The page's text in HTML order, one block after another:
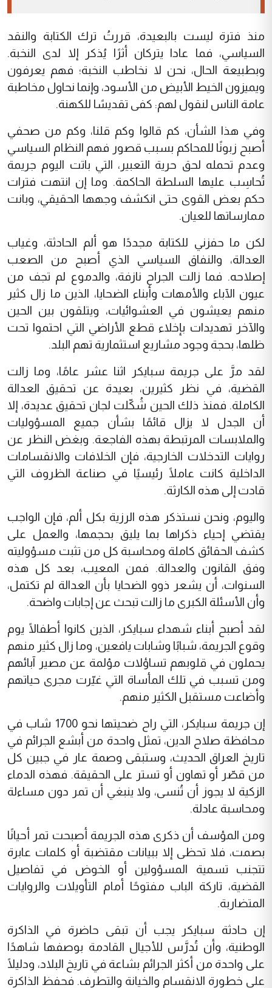
منذ فترة ليست بالبعيدة، قررتُ ترك الكتابة والنقد
السياسي، فما عادا يتركان أثرًا يُذكر إلا لدى النخبة.
وبطبيعة الحال، نحن لا نخاطب النخبة؛ فهم يعرفون
ويميزون الخيط الأبيض من الأسود، وإنما نحاول مخاطبة
عامة الناس لنقول لهم: كفى تقديسًا للكهنة.
وفي هذا الشأن، كم قالوا وكم قلنا، وكم من صحفي
أصبح زبونًا للمحاكم بسبب قصور فهم النظام السياسي
وعدم تحمله لحق حرية التعبير، التي باتت اليوم جريمة
تُحاسِب عليها السلطة الحاكمة. وما إن انتهت فترات
حكم بعض القوى حتى انكشف وجهها الحقيقي، وبانت
ممارساتها للعيان.
لكن ما حفزني للكتابة مجددًا هو ألم الحادثة، وغياب
العدالة، والنفاق السياسي الذي أصبح من الصعب
إصلاحه. فما زالت الجراح نازفة، والدموع لم تجف من
عيون الآباء والأمهات وأبناء الضحايا، الذين ما زال كثير
منهم يعيشون في العشوائيات، ويتلقون بين الحين
والآخر تهديدات بإخلاء قطع الأراضي التي احتموا تحت
ظلها، بحجة وجود مشاريع استثمارية تهم البلد.
لقد مرَّ على جريمة سبايكر اثنا عشر عامًا، وما زالت
القضية، في نظر كثيرين، بعيدة عن تحقيق العدالة
الكاملة. فمنذ ذلك الحين شُكّلت لجان تحقيق عديدة، إلا
أن الجدل لا يزال قائمًا بشأن جميع المسؤوليات
والملابسات المرتبطة بهذه الفاجعة. وبغض النظر عن
روايات التدخلات الخارجية، فإن الخلافات والانقسامات
الداخلية كانت عاملًا رئيسيًا في صناعة الظروف التي
قادت إلى هذه الكارثة.
واليوم، ونحن نستذكر هذه الرزية بكل ألم، فإن الواجب
يقتضي إحياء ذكراها بما يليق بحجمها، والعمل على
كشف الحقائق كاملة ومحاسبة كل من تثبت مسؤوليته
وفق القانون والعدالة. فمن المعيب، بعد كل هذه
السنوات، أن يشعر ذوو الضحايا بأن العدالة لم تكتمل،
وأن الأسئلة الكبرى ما زالت تبحث عن إجابات واضحة.
لقد أصبح أبناء شهداء سبايكر، الذين كانوا أطفالًا يوم
وقوع الجريمة، شبابًا وشابات يافعين، وما زال كثير منهم
يحملون في قلوبهم تساؤلات مؤلمة عن مصير آبائهم
ومن تسبب في تلك المأساة التي غيّرت مجرى حياتهم
وأضاعت مستقبل الكثير منهم.
إن جريمة سبايكر، التي راح ضحيتها نحو 1700 شاب في
محافظة صلاح الدين، تمثل واحدة من أبشع الجرائم في
تاريخ العراق الحديث، وستبقى وصمة عار في جبين كل
من قصّر أو تهاون أو تستر على الحقيقة. فهذه الدماء
الزكية لا يجوز أن تُنسى، ولا ينبغي أن تمر دون مساءلة
ومحاسبة عادلة.
ومن المؤسف أن ذكرى هذه الجريمة أصبحت تمر أحيانًا
بصمت، فلا تحظى إلا ببيانات مقتضبة أو كلمات عابرة
تتجنب تسمية المسؤولين أو الخوض في تفاصيل
القضية، تاركة الباب مفتوحًا أمام التأويلات والروايات
المتضاربة.
إن حادثة سبايكر يجب أن تبقى حاضرة في الذاكرة
الوطنية، وأن تُدرَّس للأجيال القادمة بوصفها شاهدًا
على واحدة من أكثر الجرائم بشاعة في تاريخ البلاد، ودليلًا
على خطورة الانقسام والخيانة والتطرف. فحفظ الذاكرة